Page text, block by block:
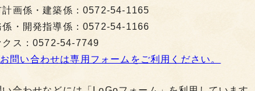
計画係・建築係：0572-54-1165
係・開発指導係：0572-54-1166
クス：0572-54-7749
お問い合わせは専用フォームをご利用ください。